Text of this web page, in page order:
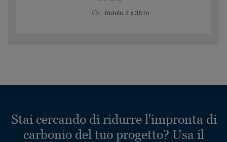
Rotolo 2 x 35 m
Stai cercando di ridurre l'impronta di
carbonio del tuo progetto? Usa il